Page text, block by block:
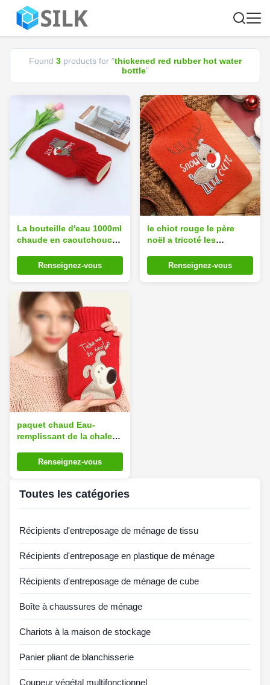
Found 3products for "thickened red rubber hot water
bottle"
La bouteille d'eau 1000ml
chaude en caoutchouc
couverture s'est épaissie
Renseignez-vous
le chiot rouge le père
noël a tricoté les
de couvertures pour la
promotion chaude d'hiver
Renseignez-vous
paquet chaud Eau-
remplissant de la chaleur
en caoutchouc de
bouteille d'eau chaud
Renseignez-vous
Toutes les catégories
Récipients d'entreposage de ménage de tissu
Récipients d'entreposage en plastique de ménage
Récipients d'entreposage de ménage de cube
Boîte à chaussures de ménage
Chariots à la maison de stockage
Panier pliant de blanchisserie
Coupeur végétal multifonctionnel